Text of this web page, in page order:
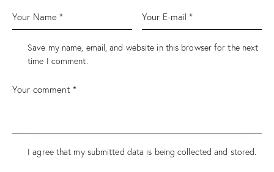
Save my name, email, and website in this browser for the next
time I comment.
I agree that my submitted data is beingcollected and stored.